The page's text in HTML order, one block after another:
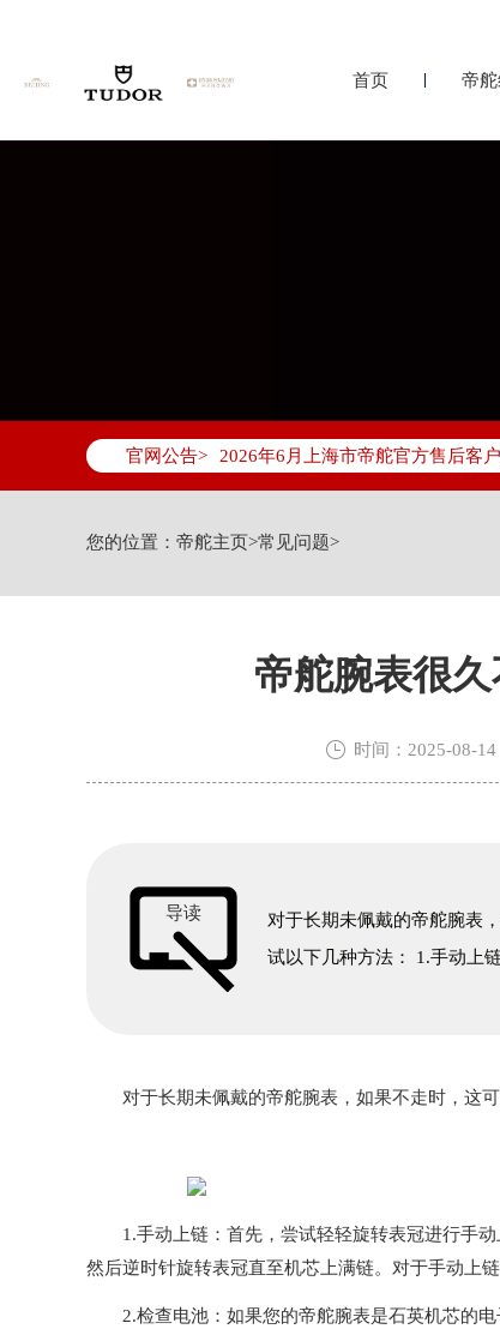
首页 帝
官网公告>
2026年6月上海市帝舵官方售后客
2026年6月帝舵售后服务中心最新
上海市黄浦区南京东路299号宏伊
您的位置： 帝舵主页>常见问题>
帝舵腕表很
 时间：2025-08-14
导读
对于长期未佩戴的帝舵腕表
试以下几种方法： 1.手动上
对于长期未佩戴的帝舵腕表，如果不走时，这可
1.手动上链：首先，尝试轻轻旋转表冠进行手动
然后逆时针旋转表冠直至机芯上满链。对于手动上
2.检查电池：如果您的帝舵腕表是石英机芯的电